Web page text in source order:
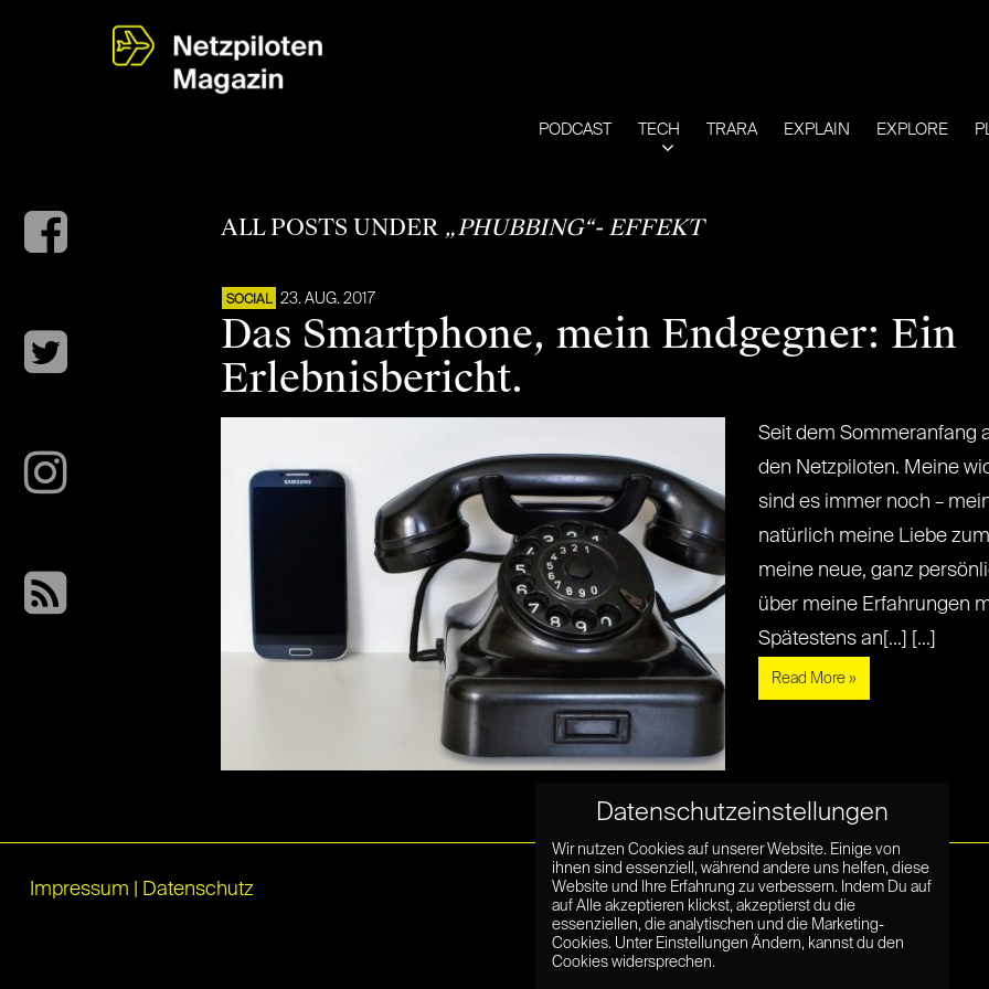
PODCAST TECH TRARA EXPLAIN EXPLORE
ALL POSTS UNDER „PHUBBING“- EFFEKT
SOCIAL 23. AUG. 2017
Das Smartphone, mein Endgegner: Ein
Erlebnisbericht.
Seit dem Sommeranfang
den Netzpiloten. Meine
sind es immer noch –
natürlich meine Liebe
meine neue, ganz
über meine Erfahrungen
Spätestens an[...] [...]
Read More »
Impressum Datenschutz
Datenschutzeinstellungen
Wir nutzen Cookies auf unserer Website. Einige von
ihnen sind essenziell, während andere uns helfen, diese
Website und Ihre Erfahrung zu verbessern. Indem Du auf
auf Alle akzeptieren klickst, akzeptierst du die
essenziellen, die analytischen und die Marketing-
Cookies. Unter Einstellungen Ändern, kannst du den
Cookies widersprechen.